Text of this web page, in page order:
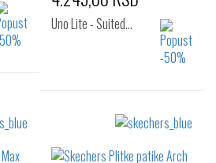
Izaberi željeni broj:
40 41
42
Uno Lite - Suited…